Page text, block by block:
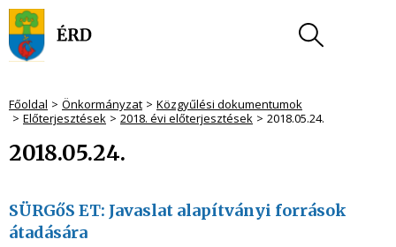
Főoldal Önkormányzat
Közgyűlési dokumentumok
Előterjesztések
2018. évi előterjesztések 2018.05.24.
2018.05.24.
SÜRGőS ET: Javaslat alapítványi források
átadására